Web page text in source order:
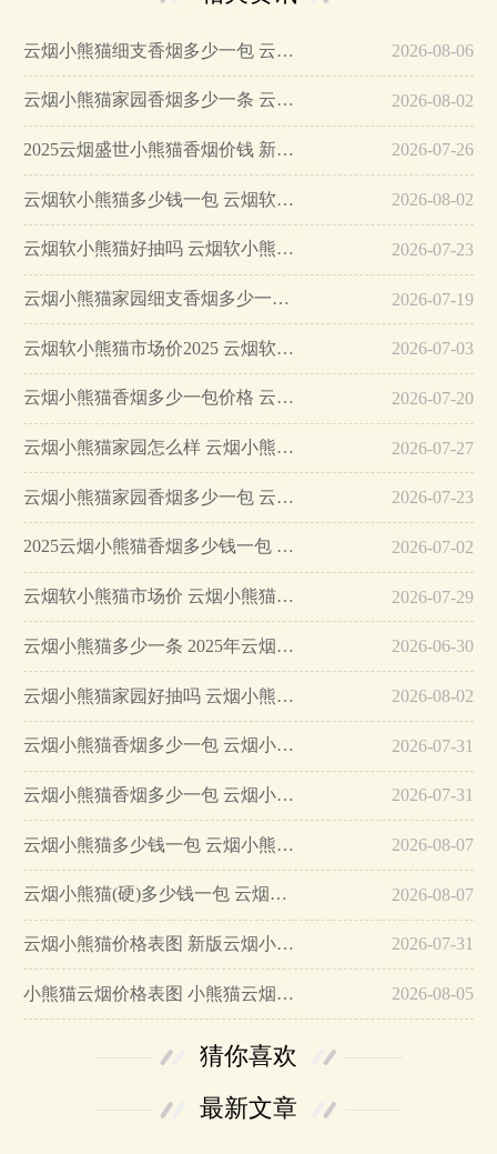
云烟小熊猫细支香烟多少一包 云烟小熊猫价格图表… 2026-08-06
云烟小熊猫家园香烟多少一条 云烟小熊猫家园怎么样… 2026-08-02
2025云烟盛世小熊猫香烟价钱 新版云烟盛世小熊猫香烟… 2026-07-26
云烟软小熊猫多少钱一包 云烟软小熊猫市场价一览… 2026-08-02
云烟软小熊猫好抽吗 云烟软小熊猫市场价2025… 2026-07-23
云烟小熊猫家园细支香烟多少一包 云烟小熊猫香烟价钱… 2026-07-19
云烟软小熊猫市场价2025 云烟软小熊猫好抽吗… 2026-07-03
云烟小熊猫香烟多少一包价格 云烟小熊猫香烟价钱一览… 2026-07-20
云烟小熊猫家园怎么样 云烟小熊猫家园香烟多少一包… 2026-07-27
云烟小熊猫家园香烟多少一包 云烟小熊猫家园多少一条… 2026-07-23
2025云烟小熊猫香烟多少钱一包 云烟小熊猫香烟价格参数… 2026-07-02
云烟软小熊猫市场价 云烟小熊猫红色软包价格表图2025… 2026-07-29
云烟小熊猫多少一条 2025年云烟小熊猫香烟最新价格… 2026-06-30
云烟小熊猫家园好抽吗 云烟小熊猫家园香烟多少一包… 2026-08-02
云烟小熊猫香烟多少一包 云烟小熊猫香烟价格表图2025… 2026-07-31
云烟小熊猫香烟多少一包 云烟小熊猫价格及图片介绍… 2026-07-31
云烟小熊猫多少钱一包 云烟小熊猫香烟价格介绍… 2026-08-07
云烟小熊猫(硬)多少钱一包 云烟小熊猫香烟价格22元/包… 2026-08-07
云烟小熊猫价格表图 新版云烟小熊猫多少钱一包… 2026-07-31
小熊猫云烟价格表图 小熊猫云烟多少钱一包… 2026-08-05
猜你喜欢
最新文章